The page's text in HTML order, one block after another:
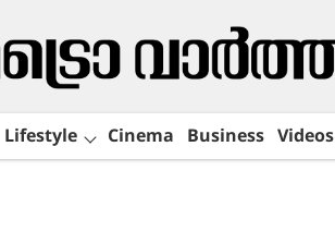
Lifestyle Cinema Business Videos